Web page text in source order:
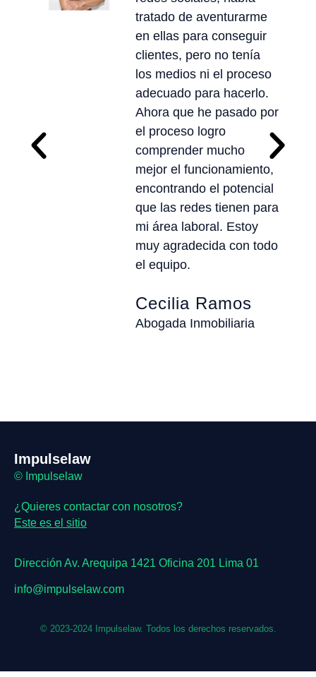
tratado de aventurarme
en ellas para conseguir
clientes, pero no tenía
los medios ni el proceso
adecuado para hacerlo.
Ahora que he pasado por
el proceso logro
comprender mucho
mejor el funcionamiento,
encontrando el potencial
que las redes tienen para
mi área laboral. Estoy
muy agradecida con todo
el equipo.
Cecilia Ramos
Abogada Inmobiliaria
Impulselaw
© Impulselaw
¿Quieres contactar con nosotros?
Este es el sitio
Dirección Av. Arequipa 1421 Oficina 201 Lima 01
info@impulselaw.com
© 2023-2024 Impulselaw. Todos los derechos reservados.